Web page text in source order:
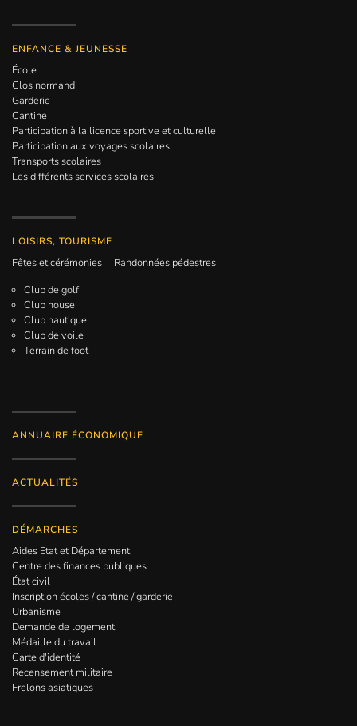
ENFANCE & JEUNESSE
École
Clos normand
Garderie
Cantine
Participation à la licence sportive et culturelle
Participation aux voyages scolaires
Transports scolaires
Les différents services scolaires
LOISIRS, TOURISME
Fêtes et cérémonies
Randonnées pédestres
Club de golf
Club house
Club nautique
Club de voile
Terrain de foot
ANNUAIRE ÉCONOMIQUE
ACTUALITÉS
DÉMARCHES
Aides Etat et Département
Centre des finances publiques
État civil
Inscription écoles / cantine / garderie
Urbanisme
Demande de logement
Médaille du travail
Carte d'identité
Recensement militaire
Frelons asiatiques